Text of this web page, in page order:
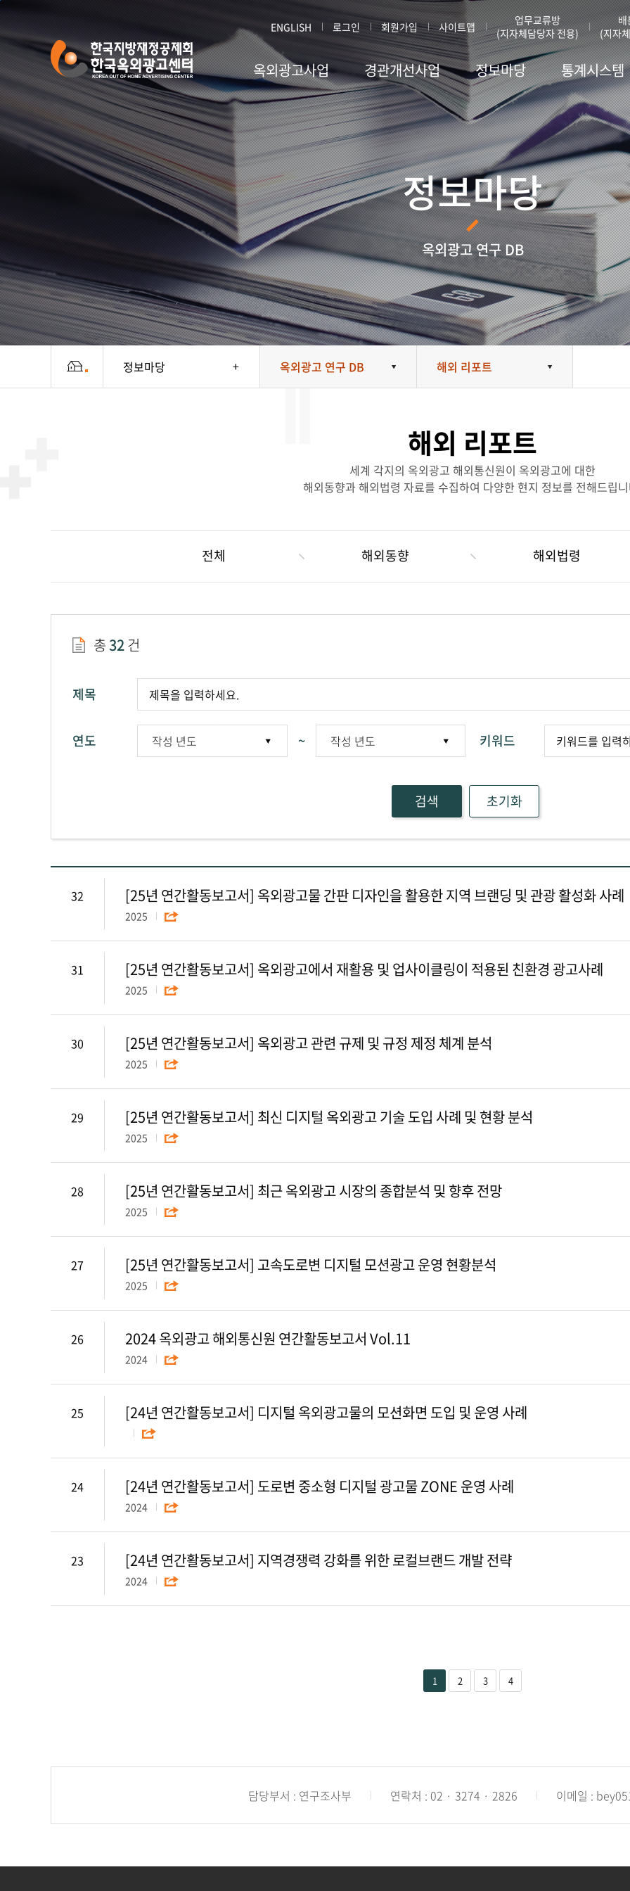
본문 바로가기
ENGLISH 로그인 회원가입 사이트맵
업무교류방
(지자체담당자 전용)
(지자
옥외광고사업 경관개선사업 정보마당 통계시스템
정보마당
옥외광고 연구 DB
정보마당 옥외광고 연구 DB 해외 리포트
해외 리포트
세계 각지의 옥외광고 해외통신원이 옥외광고에 대한
해외동향과 해외법령 자료를 수집하여 다양한 현지 정보를 전해드립
전체 해외동향 해외법령
총32건
제목
연도 ~ 키워드
검색 초기화
32 [25년 연간활동보고서] 옥외광고물 간판 디자인을 활용한 지역 브랜딩 및 관광 활성화 사례
2025
31 [25년 연간활동보고서] 옥외광고에서 재활용 및 업사이클링이 적용된 친환경 광고사례
2025
30 [25년 연간활동보고서] 옥외광고 관련 규제 및 규정 제정 체계 분석
2025
29 [25년 연간활동보고서] 최신 디지털 옥외광고 기술 도입 사례 및 현황 분석
2025
28 [25년 연간활동보고서] 최근 옥외광고 시장의 종합분석 및 향후 전망
2025
27 [25년 연간활동보고서] 고속도로변 디지털 모션광고 운영 현황분석
2025
26 2024 옥외광고 해외통신원 연간활동보고서 Vol.11
2024
25 [24년 연간활동보고서] 디지털 옥외광고물의 모션화면 도입 및 운영 사례
24 [24년 연간활동보고서] 도로변 중소형 디지털 광고물 ZONE 운영 사례
2024
23 [24년 연간활동보고서] 지역경쟁력 강화를 위한 로컬브랜드 개발 전략
2024
1 2 3 4
담당부서 : 연구조사부 연락처 : 02 · 3274 · 2826 이메일 :